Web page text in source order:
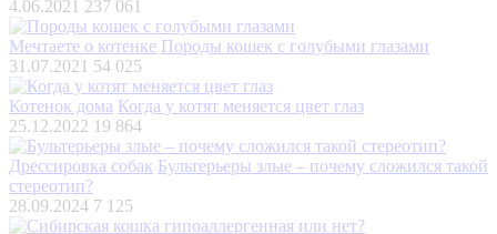
4.06.2021 237 061
Мечтаете о котенке Породы кошек с голубыми глазами
31.07.2021 54 025
Котенок дома Когда у котят меняется цвет глаз
25.12.2022 19 864
Дрессировка собак Бультерьеры злые – почему сложился такой
стереотип?
28.09.2024 7 125